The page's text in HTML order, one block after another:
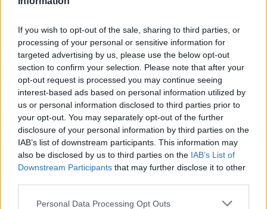
If you wish to opt-out of the sale, sharing to third parties, or
processing of your personal or sensitive information for
targeted advertising by us, please use the below opt-out
section to confirm your selection. Please note that after your
opt-out request is processed you may continue seeing
interest-based ads based on personal information utilized by
us or personal information disclosed to third parties prior to
your opt-out. You may separately opt-out of the further
disclosure of your personal information by third parties on the
IAB’s list of downstream participants. This information may
also be disclosed by us to third parties on the IAB’s List of
Downstream Participants that may further disclose it to other
Personal Data Processing Opt Outs